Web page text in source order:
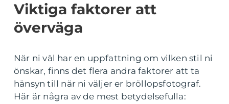
Viktiga faktorer att
överväga
När ni väl har en uppfattning om vilken stil ni
önskar, finns det flera andra faktorer att ta
hänsyn till när ni väljer er bröllopsfotograf.
Här är några av de mest betydelsefulla: